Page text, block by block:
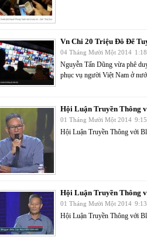
Vn Chi 20 Triệu Đô Để
04 Tháng Mười Một 2014
Nguyễn Tấn Dũng vừa phê
phục vụ người Việt Nam ở
Hội Luận Truyền Thông
01 Tháng Mười Một 2014
Hội Luận Truyền Thông với
Hội Luận Truyền Thông
01 Tháng Mười Một 2014
Hội Luận Truyền Thông với